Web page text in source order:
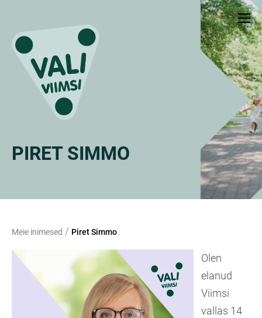
PIRET SIMMO
Meie inimesed / Piret Simmo
Olen
elanud
Viimsi
vallas 14